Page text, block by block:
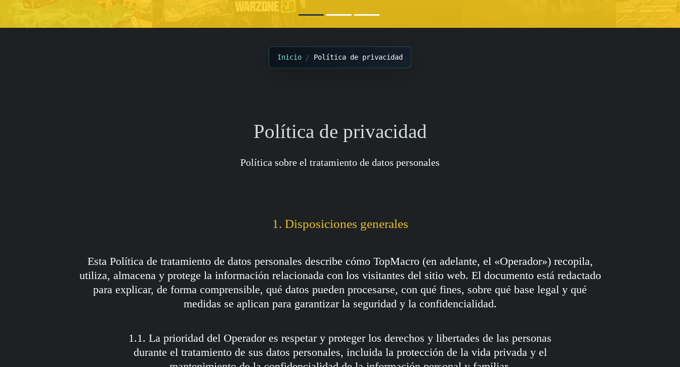
Inicio Política de privacidad
Política de privacidad
Política sobre el tratamiento de datos personales
1. Disposiciones generales
Esta Política de tratamiento de datos personales describe cómo TopMacro (en adelante, el «Operador») recopila,
utiliza, almacena y protege la información relacionada con los visitantes del sitio web. El documento está redactado
para explicar, de forma comprensible, qué datos pueden procesarse, con qué fines, sobre qué base legal y qué
medidas se aplican para garantizar la seguridad y la confidencialidad.
1.1. La prioridad del Operador es respetar y proteger los derechos y libertades de las personas
durante el tratamiento de sus datos personales, incluida la protección de la vida privada y el